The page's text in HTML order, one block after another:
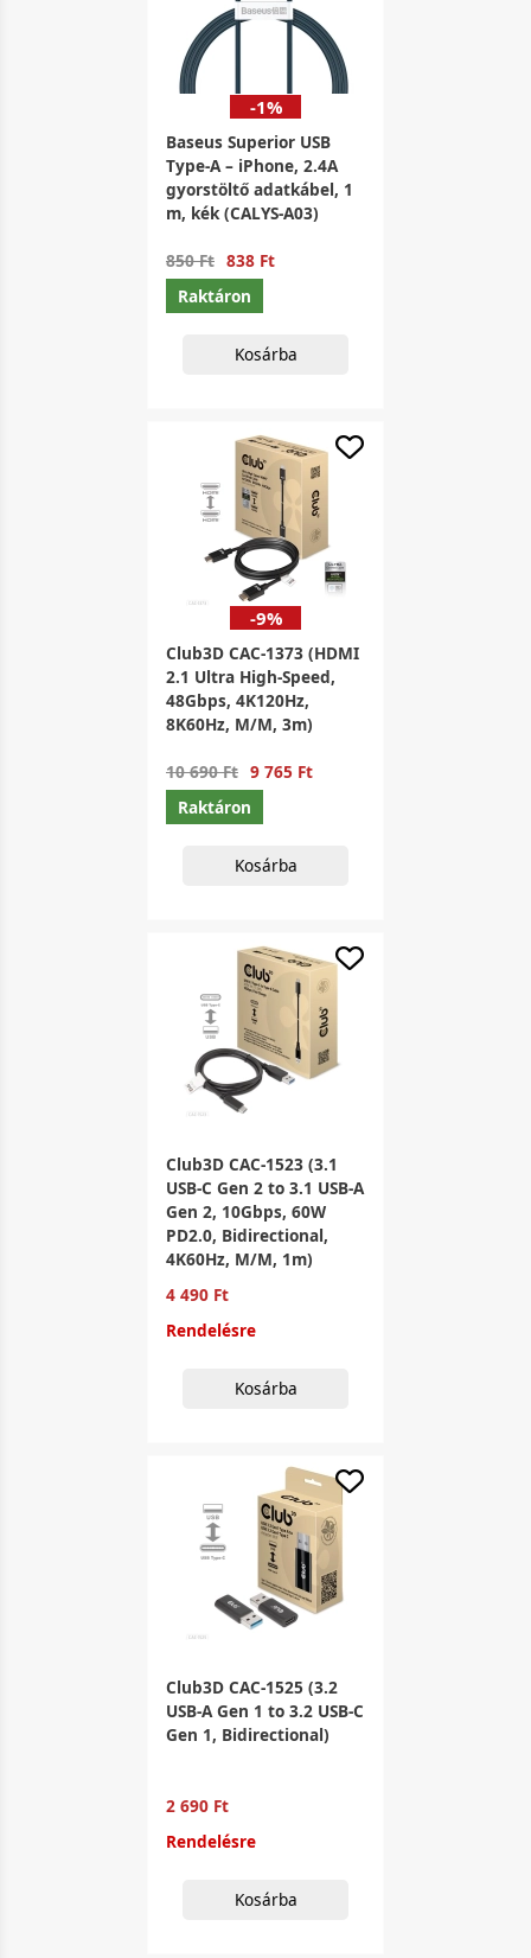
-1%
Baseus Superior USB
Type-A – iPhone, 2.4A
gyorstöltő adatkábel, 1
m, kék (CALYS-A03)
850 Ft 838 Ft
Raktáron
Kosárba
-9%
Club3D CAC-1373 (HDMI
2.1 Ultra High-Speed,
48Gbps, 4K120Hz,
8K60Hz, M/M, 3m)
10 690 Ft 9 765 Ft
Raktáron
Kosárba
Club3D CAC-1523 (3.1
USB-C Gen 2 to 3.1 USB-A
Gen 2, 10Gbps, 60W
PD2.0, Bidirectional,
4K60Hz, M/M, 1m)
4 490 Ft
Rendelésre
Kosárba
Club3D CAC-1525 (3.2
USB-A Gen 1 to 3.2 USB-C
Gen 1, Bidirectional)
2 690 Ft
Rendelésre
Kosárba